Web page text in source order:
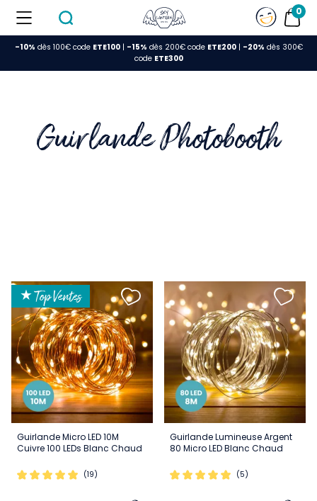
0
-10% dès 100€ code ETE100| -15% dès 200€ code ETE200| -20% dès 300€
code ETE300
Guirlande Photobooth
Guirlande Micro LED 10M
Cuivre 100 LEDs Blanc Chaud
(19)
★ Top Ventes
Guirlande Lumineuse Argent
80 Micro LED Blanc Chaud
(5)